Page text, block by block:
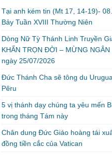
Tại anh kém tin (Mt 17, 14-19)-
Bảy Tuần XVIII Thường Niên
Dòng Nữ Tỳ Thánh Linh Truyền
KHẤN TRỌN ĐỜI – MỪNG NGÂN
ngày 25/07/2026
Đức Thánh Cha sẽ tông du
Pêru
5 vị thánh dạy chúng ta yêu mến
trong tháng Tám này
Chân dung Đức Giáo hoàng tái
đồng tiền cắc của Vatican